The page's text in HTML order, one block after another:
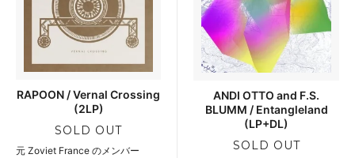
RAPOON / Vernal Crossing
(2LP)
SOLD OUT
元 Zoviet France のメンバー
ANDI OTTO and F.S.
BLUMM / Entangleland
(LP+DL)
SOLD OUT